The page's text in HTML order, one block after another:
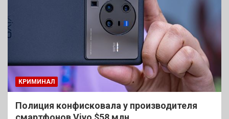
КРИМИНАЛ
Полиция конфисковала у производителя